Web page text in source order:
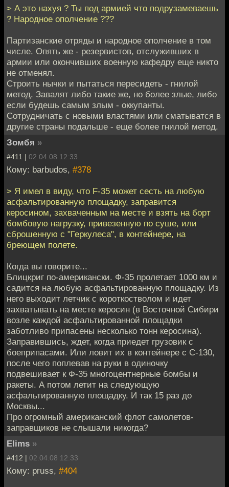
> А это нахуя ? Ты под армией что подрузамеваешь
? Народное ополчение ???
Партизанские отряды и народное ополчение в том
числе. Опять же - резервистов, отслуживших в
армии или окончивших военную кафедру еще никто
не отменял.
Строить нычки и пытаться пересидеть - гнилой
метод. Завалят либо такие же, но более злые, либо
если будешь самым злым - оккупанты.
Сотрудничать с новыми властями или сматыватся в
другие страны подальше - еще более гнилой метод.
Зомбя »
#411 | 02.04.08 12:33
Кому: barbudos, #378
> Я имел в виду, что F-35 может сесть на любую
асфальтированную площадку, заправится
керосином, захваченным на месте и взять на борт
бомбовую нагрузку, привезенную по суше, или
сброшенную с "Геркулеса", в контейнере, на
бреющем полете.
Когда вы говорите...
Блицкриг по-американски. Ф-35 пролетает 1000 км и
садится на любую асфальтированную площадку. Из
него выходит летчик с короткостволом и идет
захватывать на месте керосин (в Восточной Сибири
возле каждой асфальтированной площадки
заботливо припасены несколько тонн керосина).
Заправившись, ждет, когда приедет грузовик с
боеприпасами. Или ловит их в контейнере с С-130,
после чего поплевав на руки в одиночку
подвешивает к Ф-35 многоцентнерные бомбы и
ракеты. А потом летит на следующую
асфальтированную площадку. И так 15 раз до
Москвы...
Про огромный американский флот самолетов-
заправщиков не слышали никогда?
Elims »
#412 | 02.04.08 12:33
Кому: pruss, #404